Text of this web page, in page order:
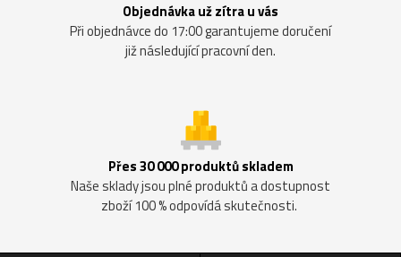
Objednávka už zítra u vás
Při objednávce do 17:00 garantujeme doručení
již následující pracovní den.
Přes 30 000 produktů skladem
Naše sklady jsou plné produktů a dostupnost
zboží 100 % odpovídá skutečnosti.